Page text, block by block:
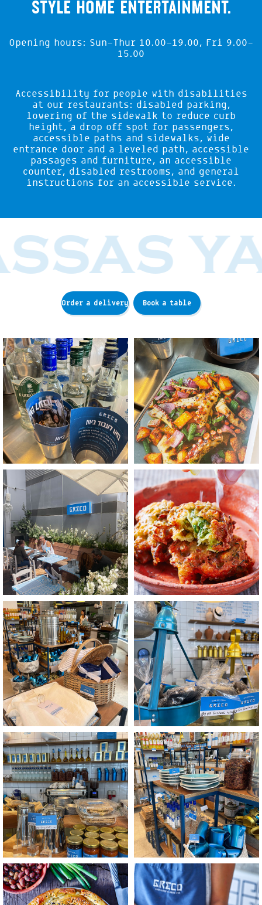
style home entertainment.
Opening hours: Sun-Thur 10.00-19.00, Fri 9.00-
15.00
Accessibility for people with disabilities
at our restaurants: disabled parking,
lowering of the sidewalk to reduce curb
height, a drop off spot for passengers,
accessible paths and sidewalks, wide
entrance door and a leveled path, accessible
passages and furniture, an accessible
counter, disabled restrooms, and general
instructions for an accessible service.
Book a table
Order a delivery
לפתיחת
התמונה
בגדול
-
+
לפתיחת
התמונה
בגדול
-
+
לפתיחת
התמונה
בגדול
-
+
לפתיחת
התמונה
בגדול
-
+
לפתיחת
התמונה
בגדול
-
+
לפתיחת
התמונה
בגדול
-
+
לפתיחת
התמונה
בגדול
-
+
לפתיחת
התמונה
בגדול
-
+
לפתיחת
התמונה
בגדול
-
לפתיחת
התמונה
בגדול